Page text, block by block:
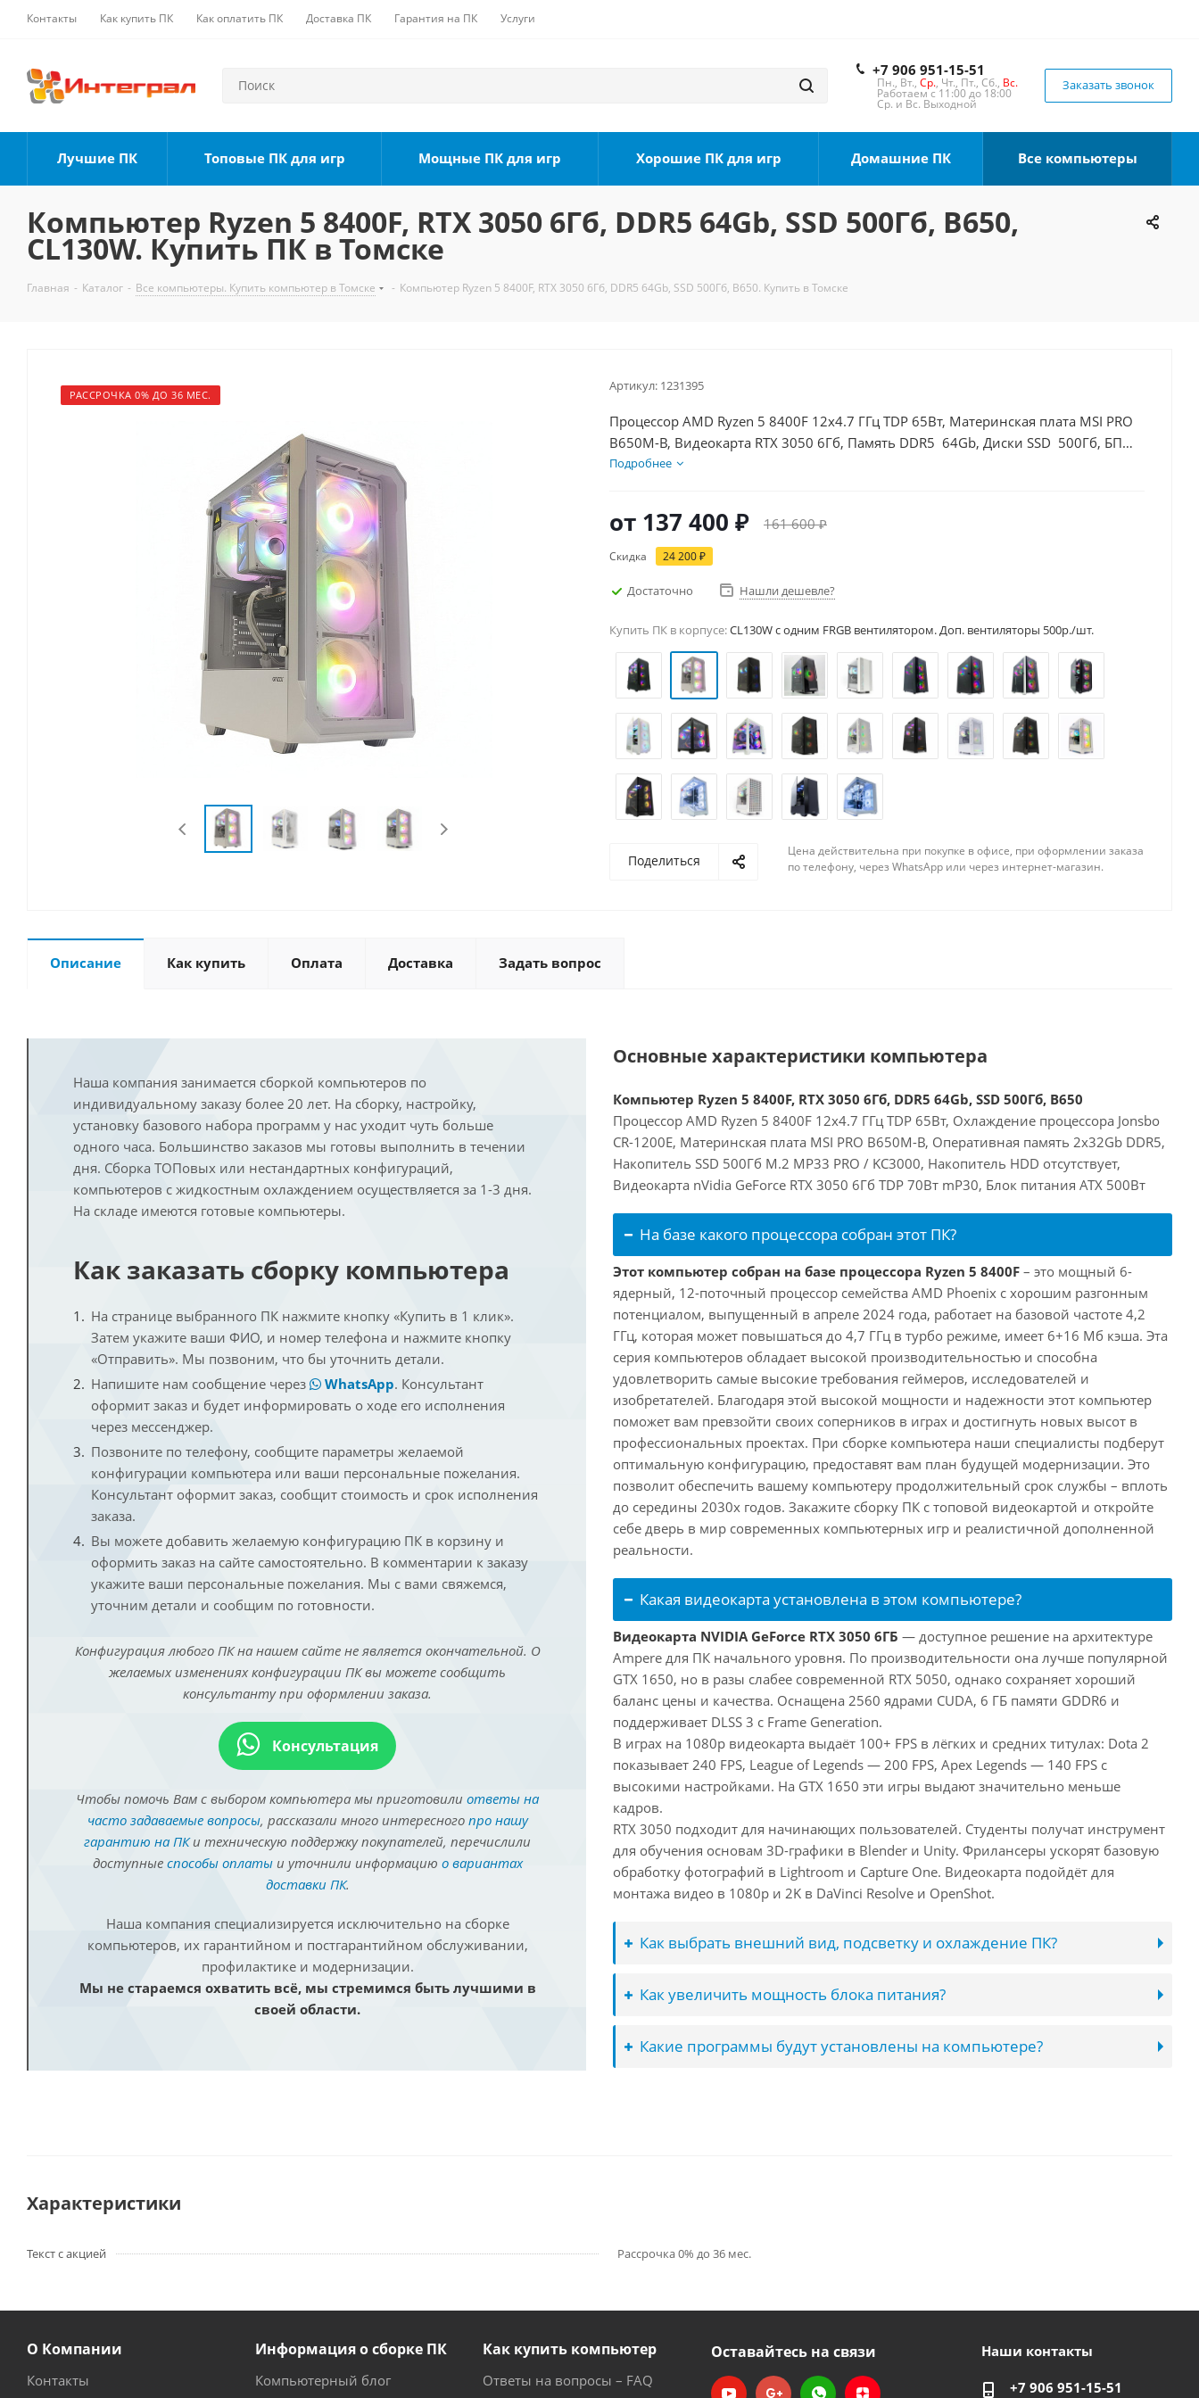
Контакты Как купить ПК Как оплатить ПК Доставка ПК Гарантия на ПК Услуги
+7 906 951-15-51
Пн., Вт., Ср., Чт., Пт., Сб., Вс.
Работаем с 11:00 до 18:00
Ср. и Вс. Выходной
Заказать звонок
Лучшие ПК Топовые ПК для игр Мощные ПК для игр Хорошие ПК для игр Домашние ПК Все компьютеры
Компьютер Ryzen 5 8400F, RTX 3050 6Гб, DDR5 64Gb, SSD 500Гб, B650,
CL130W. Купить ПК в Томске
Главная - Каталог - Все компьютеры. Купить компьютер в Томске - Компьютер Ryzen 5 8400F, RTX 3050 6Гб, DDR5 64Gb, SSD 500Гб, B650. Купить в Томске
РАССРОЧКА 0% ДО 36 МЕС.
Артикул: 1231395
Процессор AMD Ryzen 5 8400F 12x4.7 ГГц TDP 65Вт, Материнская плата MSI PRO
B650M-B, Видеокарта RTX 3050 6Гб, Память DDR5 64Gb, Диски SSD 500Гб, БП
500Вт
Подробнее
от 137 400 ₽ 161 600 ₽
Скидка 24 200 ₽
Достаточно Нашли дешевле?
Купить ПК в корпусе:CL130W c одним FRGB вентилятором. Доп. вентиляторы 500р./шт.
Поделиться
Цена действительна при покупке в офисе, при оформлении заказа
по телефону, через WhatsApp или через интернет-магазин.
Описание Как купить Оплата Доставка Задать вопрос
Наша компания занимается сборкой компьютеров по
индивидуальному заказу более 20 лет. На сборку, настройку,
установку базового набора программ у нас уходит чуть больше
одного часа. Большинство заказов мы готовы выполнить в течении
дня. Сборка ТОПовых или нестандартных конфигураций,
компьютеров с жидкостным охлаждением осуществляется за 1-3 дня.
На складе имеются готовые компьютеры.
Как заказать сборку компьютера
На странице выбранного ПК нажмите кнопку «Купить в 1 клик».
Затем укажите ваши ФИО, и номер телефона и нажмите кнопку
«Отправить». Мы позвоним, что бы уточнить детали.
Напишите нам сообщение через
WhatsApp. Консультант
оформит заказ и будет информировать о ходе его исполнения
через мессенджер.
Позвоните по телефону, сообщите параметры желаемой
конфигурации компьютера или ваши персональные пожелания.
Консультант оформит заказ, сообщит стоимость и срок исполнения
заказа.
Вы можете добавить желаемую конфигурацию ПК в корзину и
оформить заказ на сайте самостоятельно. В комментарии к заказу
укажите ваши персональные пожелания. Мы с вами свяжемся,
уточним детали и сообщим по готовности.
Конфигурация любого ПК на нашем сайте не является окончательной. О
желаемых изменениях конфигурации ПК вы можете сообщить
консультанту при оформлении заказа.
Консультация
Чтобы помочь Вам с выбором компьютера мы приготовили ответы на
часто задаваемые вопросы, рассказали много интересного про нашу
гарантию на ПКи техническую поддержку покупателей, перечислили
доступные способы оплатыи уточнили информацию о вариантах
доставки ПК.
Наша компания специализируется исключительно на сборке
компьютеров, их гарантийном и постгарантийном обслуживании,
профилактике и модернизации.
Мы не стараемся охватить всё, мы стремимся быть лучшими в
своей области.
Основные характеристики компьютера
Компьютер Ryzen 5 8400F, RTX 3050 6Гб, DDR5 64Gb, SSD 500Гб, B650
Процессор AMD Ryzen 5 8400F 12x4.7 ГГц TDP 65Вт, Охлаждение процессора Jonsbo
CR-1200E, Материнская плата MSI PRO B650M-B, Оперативная память 2x32Gb DDR5,
Накопитель SSD 500Гб M.2 MP33 PRO / KC3000, Накопитель HDD отсутствует,
Видеокарта nVidia GeForce RTX 3050 6Гб TDP 70Вт mP30, Блок питания ATX 500Вт
На базе какого процессора собран этот ПК?
Этот компьютер собран на базе процессора Ryzen 5 8400F – это мощный 6-
ядерный, 12-поточный процессор семейства AMD Phoenix с хорошим разгонным
потенциалом, выпущенный в апреле 2024 года, работает на базовой частоте 4,2
ГГц, которая может повышаться до 4,7 ГГц в турбо режиме, имеет 6+16 Мб кэша. Эта
серия компьютеров обладает высокой производительностью и способна
удовлетворить самые высокие требования геймеров, исследователей и
изобретателей. Благодаря этой высокой мощности и надежности этот компьютер
поможет вам превзойти своих соперников в играх и достигнуть новых высот в
профессиональных проектах. При сборке компьютера наши специалисты подберут
оптимальную конфигурацию, предоставят вам план будущей модернизации. Это
позволит обеспечить вашему компьютеру продолжительный срок службы – вплоть
до середины 2030х годов. Закажите сборку ПК с топовой видеокартой и откройте
себе дверь в мир современных компьютерных игр и реалистичной дополненной
реальности.
Какая видеокарта установлена в этом компьютере?
Видеокарта NVIDIA GeForce RTX 3050 6ГБ — доступное решение на архитектуре
Ampere для ПК начального уровня. По производительности она лучше популярной
GTX 1650, но в разы слабее современной RTX 5050, однако сохраняет хороший
баланс цены и качества. Оснащена 2560 ядрами CUDA, 6 ГБ памяти GDDR6 и
поддерживает DLSS 3 с Frame Generation.
В играх на 1080p видеокарта выдаёт 100+ FPS в лёгких и средних титулах: Dota 2
показывает 240 FPS, League of Legends — 200 FPS, Apex Legends — 140 FPS с
высокими настройками. На GTX 1650 эти игры выдают значительно меньше
кадров.
RTX 3050 подходит для начинающих пользователей. Студенты получат инструмент
для обучения основам 3D-графики в Blender и Unity. Фрилансеры ускорят базовую
обработку фотографий в Lightroom и Capture One. Видеокарта подойдёт для
монтажа видео в 1080p и 2K в DaVinci Resolve и OpenShot.
Как выбрать внешний вид, подсветку и охлаждение ПК?
Как увеличить мощность блока питания?
Какие программы будут установлены на компьютере?
Характеристики
Текст с акцией Рассрочка 0% до 36 мес.
О Компании
Контакты
Информация о сборке ПК
Компьютерный блог
Как купить компьютер
Ответы на вопросы – FAQ
Оставайтесь на связи Наши контакты
+7 906 951-15-51